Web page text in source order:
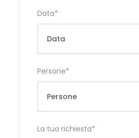
Data*
Persone*
La tua richiesta*